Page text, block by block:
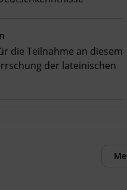
die Teilnahme an diesem
der lateinischen